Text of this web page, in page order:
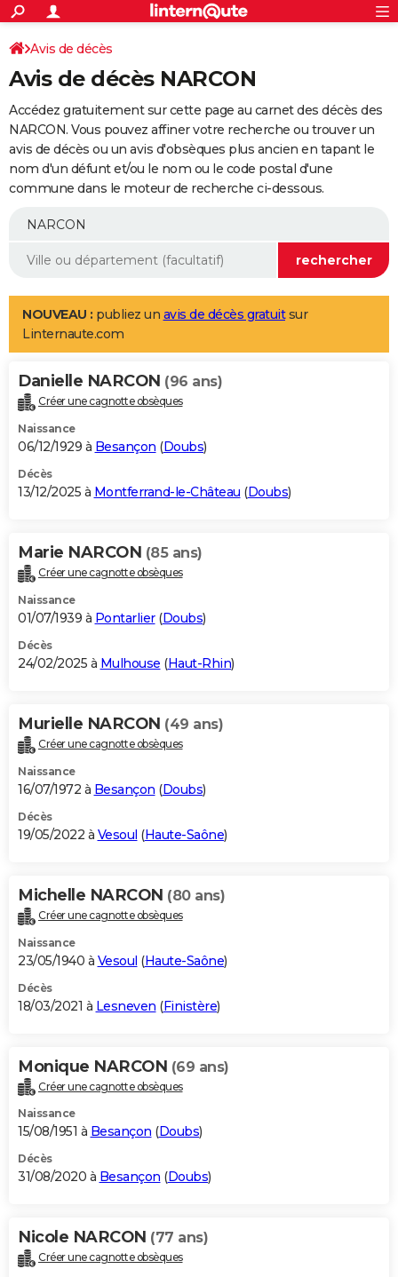
ACTUALITÉS
Politique
Société
Faits Divers
Education
Monde
Villes
+
SPORT
Coupe du monde 2026
Football
Tennis
Cyclisme
Rugby
Forum
Programme TV
TNT
Streaming
Cinéma
Sorties cinéma
Musique
+
FINANCE
Retraite
Epargne
Immobilier
Risques naturels par ville
Banque
Assurance
AUTO
Essais
Réserver un essai
Citadines
Berlines
SUV
Forum auto
+
Mobiles
Meilleur smartphone
Internet
Ordinateurs
Jeux vidéo
Guide high-tech
Aménagement intérieur
LIFESTYLE
Art de vivre
Bien-être
Loisirs
Mode
Modes de vie
Alimentation
Guide de la santé
Maladies
Médicaments
Sommeil
VOYAGE
Destinations
City break
Voyage nature
Voyage de noces
Forum
Climat
+PHOTO
GUIDES D'ACHAT
BONS PLANS
Carte de Noël
Carte Bonne année
Carte Saint-Valentin
Carte Pâques
Carte d'anniversaire
DICTIONNAIRE
Dictionnaire
Biographies
Citations
Expressions
Proverbes
PROGRAMME TV
S'inscrire
Se connecter
Lycées
Collèges
Primaires
Universités
Entreprises
Service militaire
Avis de recherche
AVIS DE DÉCÈS
Bricolage
Lifestyle
Culture
Sport
Auto
Television
Voyage
Cinema
Avis de décès
Avis de décès NARCON
Accédez gratuitement sur cette page au carnet des décès des
NARCON. Vous pouvez affiner votre recherche ou trouver un
avis de décès ou un avis d'obsèques plus ancien en tapant le
nom d'un défunt et/ou le nom ou le code postal d'une
commune dans le moteur de recherche ci-dessous.
NOUVEAU : publiez un avis de décès gratuitsur
Linternaute.com
Danielle NARCON (96 ans)
Créer une cagnotte obsèques
Naissance
06/12/1929 à Besançon (Doubs)
Décès
13/12/2025 à Montferrand-le-Château (Doubs)
Marie NARCON (85 ans)
Créer une cagnotte obsèques
Naissance
01/07/1939 à Pontarlier(Doubs)
Décès
24/02/2025 à Mulhouse (Haut-Rhin)
Murielle NARCON (49 ans)
Créer une cagnotte obsèques
Naissance
16/07/1972 à Besançon (Doubs)
Décès
19/05/2022 à Vesoul (Haute-Saône)
Michelle NARCON (80 ans)
Créer une cagnotte obsèques
Naissance
23/05/1940 à Vesoul (Haute-Saône)
Décès
18/03/2021 à Lesneven (Finistère)
Monique NARCON (69 ans)
Créer une cagnotte obsèques
Naissance
15/08/1951 à Besançon (Doubs)
Décès
31/08/2020 à Besançon (Doubs)
Nicole NARCON (77 ans)
Créer une cagnotte obsèques